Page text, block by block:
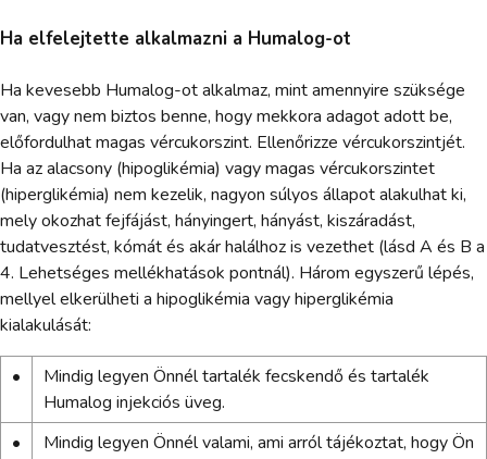
Ha elfelejtette alkalmazni a Humalog-ot
Ha kevesebb Humalog-ot alkalmaz, mint amennyire szüksége
van, vagy nem biztos benne, hogy mekkora adagot adott be,
előfordulhat magas vércukorszint. Ellenőrizze vércukorszintjét.
Ha az alacsony (hipoglikémia) vagy magas vércukorszintet
(hiperglikémia) nem kezelik, nagyon súlyos állapot alakulhat ki,
mely okozhat fejfájást, hányingert, hányást, kiszáradást,
tudatvesztést, kómát és akár halálhoz is vezethet (lásd A és B a
4. Lehetséges mellékhatások pontnál). Három egyszerű lépés,
mellyel elkerülheti a hipoglikémia vagy hiperglikémia
kialakulását:
•
Mindig legyen Önnél tartalék fecskendő és tartalék
Humalog injekciós üveg.
•
Mindig legyen Önnél valami, ami arról tájékoztat, hogy Ön